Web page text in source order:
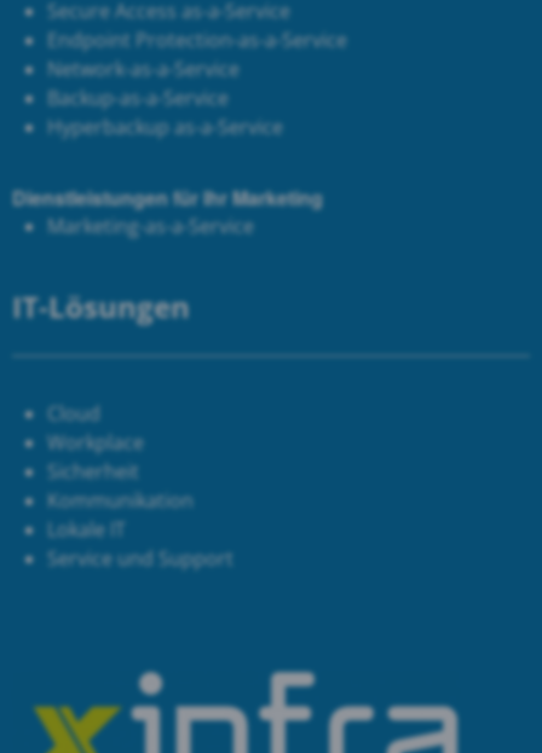
Secure Access as-a-Service
Endpoint Protection-as-a-Service
Network-as-a-Service
Backup-as-a-Service
Hyperbackup as-a-Service
Dienstleistungen für Ihr Marketing
Marketing-as-a-Service
IT-Lösungen
Cloud
Workplace
Sicherheit
Kommunikation
Lokale IT
Service und Support